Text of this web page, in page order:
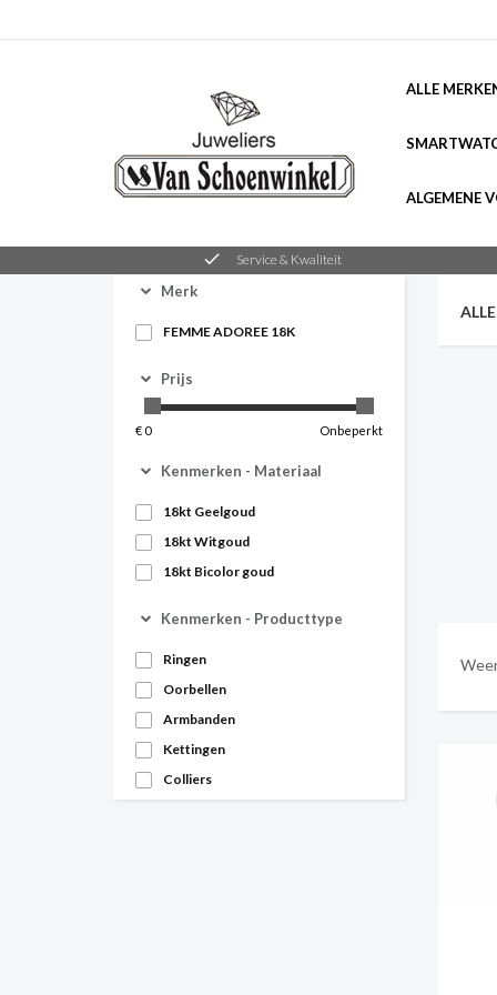
ALLE
ALGEMENE
check Service & Kwaliteit
Merk
FEMME ADOREE 18K
Prijs
€ 0 Onbeperkt
Kenmerken - Materiaal
18kt Geelgoud
18kt Witgoud
18kt Bicolor goud
Kenmerken - Producttype
Ringen
Oorbellen
Armbanden
Kettingen
Colliers